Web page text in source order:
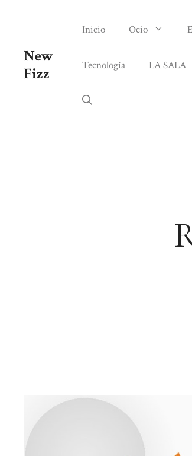
New
Fizz
Inicio Ocio
Tecnología LA SALA